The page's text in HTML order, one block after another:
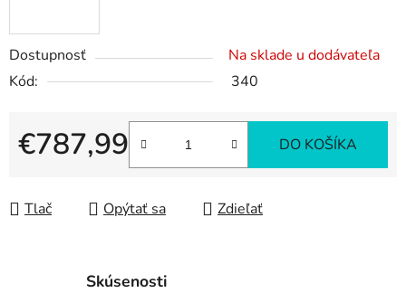
Dostupnosť
Na sklade u dodávateľa
Kód:
340
€787,99 DO KOŠÍKA
Tlač Opýtať sa Zdieľať
Skúsenosti